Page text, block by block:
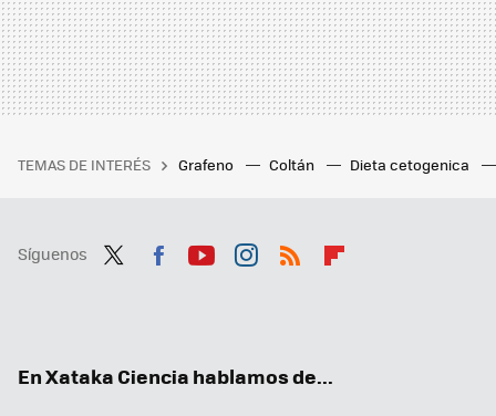
TEMAS DE INTERÉS Grafeno Coltán Dieta cetogenica
Síguenos
En Xataka Ciencia hablamos de...